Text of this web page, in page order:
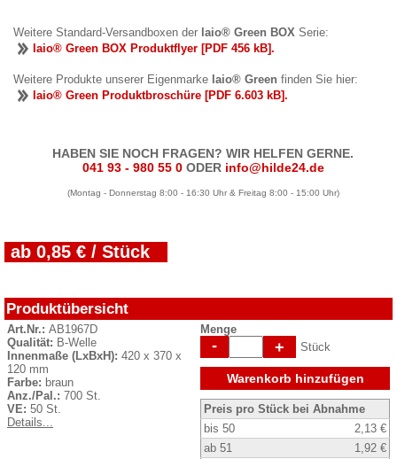
Weitere Standard-Versandboxen der laio® Green BOX Serie:
laio® Green BOX Produktflyer [PDF 456 kB].
Weitere Produkte unserer Eigenmarke laio® Green finden Sie hier:
laio® Green Produktbroschüre [PDF 6.603 kB].
HABEN SIE NOCH FRAGEN? WIR HELFEN GERNE.
041 93 - 980 55 0 ODER info@hilde24.de
(Montag - Donnerstag 8:00 - 16:30 Uhr & Freitag 8:00 - 15:00 Uhr)
ab 0,85 € / Stück
Produktübersicht
Art.Nr.: AB1967D
Qualität: B-Welle
Innenmaße (LxBxH): 420 x 370 x
120 mm
Farbe: braun
Anz./Pal.: 700 St.
VE: 50 St.
Details...
Menge
- + Stück
Warenkorb hinzufügen
Preis pro Stück bei Abnahme
bis 50
2,13 €
ab 51
1,92 €